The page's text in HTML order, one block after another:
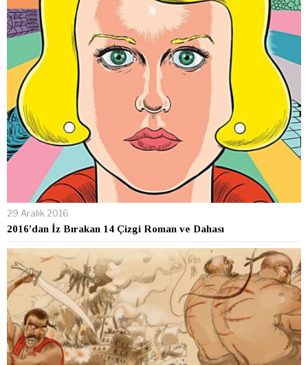
29 Aralık 2016
2016’dan İz Bırakan 14 Çizgi Roman ve Dahası